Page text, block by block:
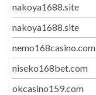
nakoya1688.site
nakoya1688.site
nemo168casino.com
niseko168bet.com
okcasino159.com